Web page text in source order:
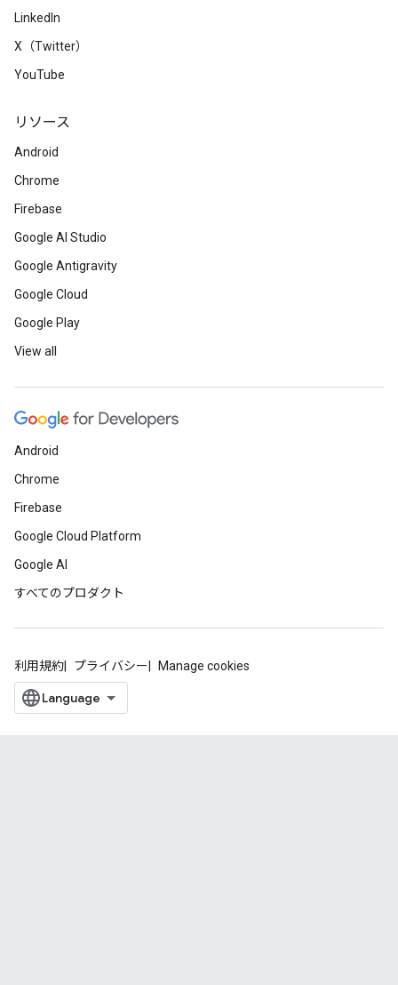
LinkedIn
X（Twitter）
YouTube
リソース
Android
Chrome
Firebase
Google AI Studio
Google Antigravity
Google Cloud
Google Play
View all
Android
Chrome
Firebase
Google Cloud Platform
Google AI
すべてのプロダクト
利用規約 プライバシー Manage cookies